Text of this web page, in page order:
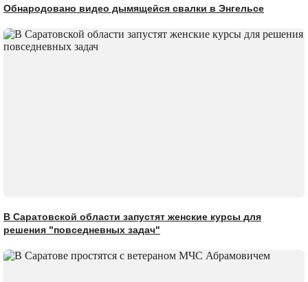
Обнародовано видео дымящейся свалки в Энгельсе
В Саратовской области запустят женские курсы для
решения "повседневных задач"